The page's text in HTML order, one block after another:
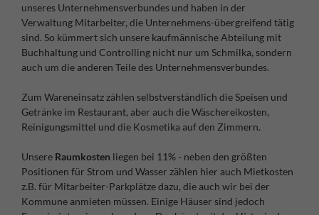
unseres Unternehmensverbundes und haben in der
Verwaltung Mitarbeiter, die Unternehmens-übergreifend tätig
sind. So kümmert sich unsere kaufmännische Abteilung mit
Buchhaltung und Controlling nicht nur um Schmilka, sondern
auch um die anderen Teile des Unternehmensverbundes.
Zum Wareneinsatz zählen selbstverständlich die Speisen und
Getränke im Restaurant, aber auch die Wäschereikosten,
Reinigungsmittel und die Kosmetika auf den Zimmern.
Unsere Raumkosten liegen bei 11% - neben den größten
Positionen für Strom und Wasser zählen hier auch Mietkosten
z.B. für Mitarbeiter-Parkplätze dazu, die auch wir bei der
Kommune anmieten müssen. Einige Häuser sind jedoch